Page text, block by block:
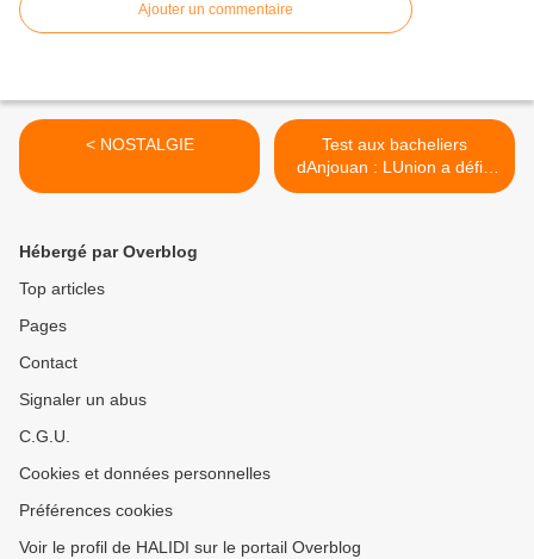
Ajouter un commentaire
< NOSTALGIE
Test aux bacheliers
dAnjouan : LUnion a défié
lIle autonome dAnjouan >
Hébergé par Overblog
Top articles
Pages
Contact
Signaler un abus
C.G.U.
Cookies et données personnelles
Préférences cookies
Voir le profil de HALIDI sur le portail Overblog